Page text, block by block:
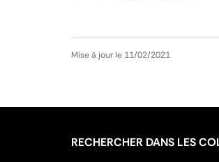
Mise à jour le 11/02/2021
RECHERCHER DANS LES